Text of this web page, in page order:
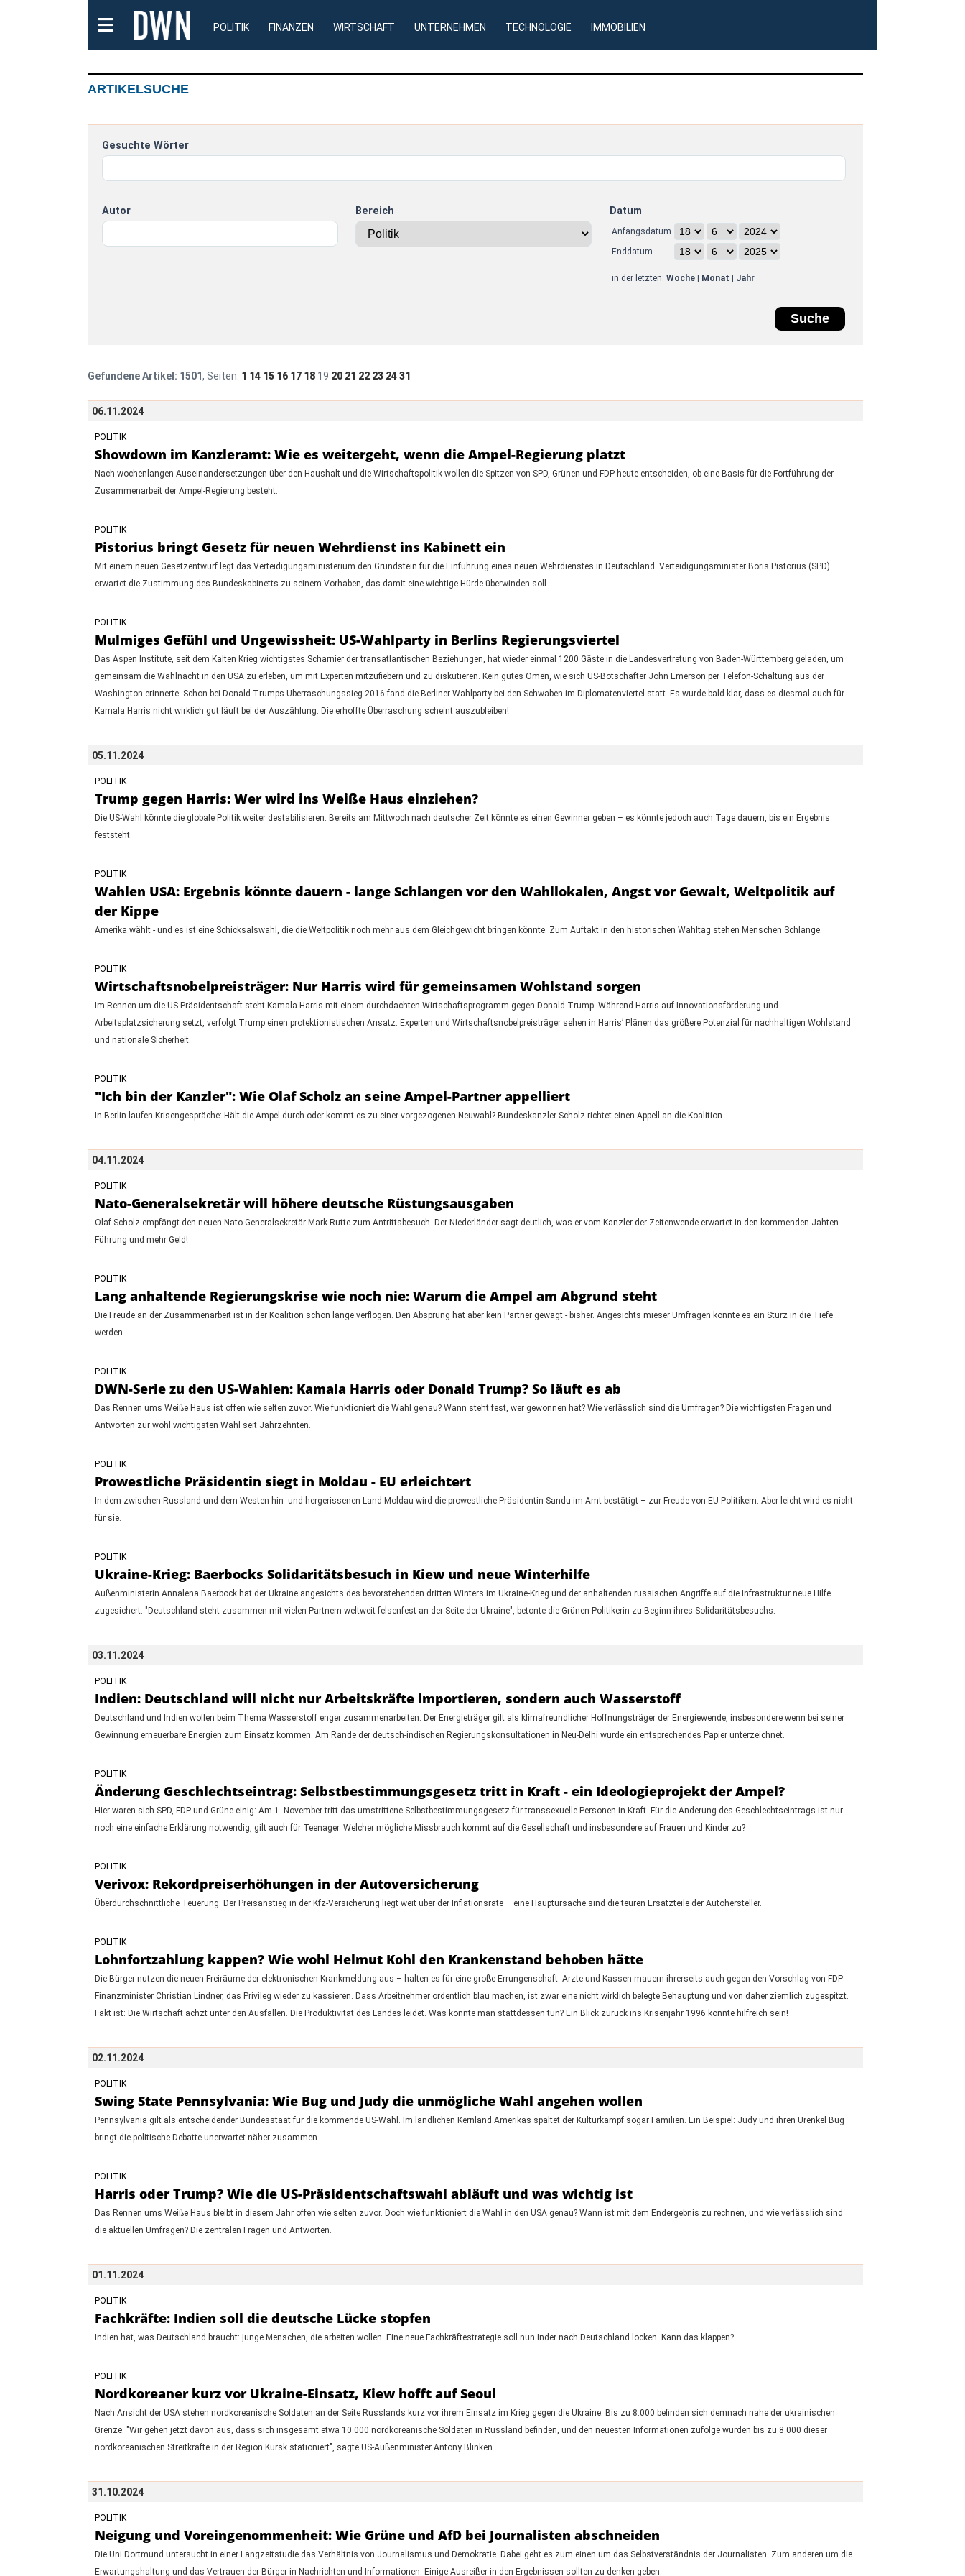
POLITIK FINANZEN WIRTSCHAFT UNTERNEHMEN TECHNOLOGIE IMMOBILIEN
ARTIKELSUCHE
Gesuchte Wörter
Autor Bereich Datum
Anfangsdatum
Enddatum
in der letzten: Woche| Monat Jahr
Gefundene Artikel: 1501, Seiten: 1 14 15 16 17 18 19 20 21 22 23 2431
06.11.2024
POLITIK
Showdown im Kanzleramt: Wie es weitergeht, wenn die Ampel-Regierung platzt
Nach wochenlangen Auseinandersetzungen über den Haushalt und die Wirtschaftspolitik wollen die Spitzen von SPD, Grünen und FDP heute entscheiden, ob eine Basis für die Fortführung der
Zusammenarbeit der Ampel-Regierung besteht.
POLITIK
Pistorius bringt Gesetz für neuen Wehrdienst ins Kabinett ein
Mit einem neuen Gesetzentwurf legt das Verteidigungsministerium den Grundstein für die Einführung eines neuen Wehrdienstes in Deutschland. Verteidigungsminister Boris Pistorius (SPD)
erwartet die Zustimmung des Bundeskabinetts zu seinem Vorhaben, das damit eine wichtige Hürde überwinden soll.
POLITIK
Mulmiges Gefühl und Ungewissheit: US-Wahlparty in Berlins Regierungsviertel
Das Aspen Institute, seit dem Kalten Krieg wichtigstes Scharnier der transatlantischen Beziehungen, hat wieder einmal 1200 Gäste in die Landesvertretung von Baden-Württemberg geladen, um
gemeinsam die Wahlnacht in den USA zu erleben, um mit Experten mitzufiebern und zu diskutieren. Kein gutes Omen, wie sich US-Botschafter John Emerson per Telefon-Schaltung aus der
Washington erinnerte. Schon bei Donald Trumps Überraschungssieg 2016 fand die Berliner Wahlparty bei den Schwaben im Diplomatenviertel statt. Es wurde bald klar, dass es diesmal auch für
Kamala Harris nicht wirklich gut läuft bei der Auszählung. Die erhoffte Überraschung scheint auszubleiben!
05.11.2024
POLITIK
Trump gegen Harris: Wer wird ins Weiße Haus einziehen?
Die US-Wahl könnte die globale Politik weiter destabilisieren. Bereits am Mittwoch nach deutscher Zeit könnte es einen Gewinner geben – es könnte jedoch auch Tage dauern, bis ein Ergebnis
feststeht.
POLITIK
Wahlen USA: Ergebnis könnte dauern - lange Schlangen vor den Wahllokalen, Angst vor Gewalt, Weltpolitik auf
der Kippe
Amerika wählt - und es ist eine Schicksalswahl, die die Weltpolitik noch mehr aus dem Gleichgewicht bringen könnte. Zum Auftakt in den historischen Wahltag stehen Menschen Schlange.
POLITIK
Wirtschaftsnobelpreisträger: Nur Harris wird für gemeinsamen Wohlstand sorgen
Im Rennen um die US-Präsidentschaft steht Kamala Harris mit einem durchdachten Wirtschaftsprogramm gegen Donald Trump. Während Harris auf Innovationsförderung und
Arbeitsplatzsicherung setzt, verfolgt Trump einen protektionistischen Ansatz. Experten und Wirtschaftsnobelpreisträger sehen in Harris’ Plänen das größere Potenzial für nachhaltigen Wohlstand
und nationale Sicherheit.
POLITIK
"Ich bin der Kanzler": Wie Olaf Scholz an seine Ampel-Partner appelliert
In Berlin laufen Krisengespräche: Hält die Ampel durch oder kommt es zu einer vorgezogenen Neuwahl? Bundeskanzler Scholz richtet einen Appell an die Koalition.
04.11.2024
POLITIK
Nato-Generalsekretär will höhere deutsche Rüstungsausgaben
Olaf Scholz empfängt den neuen Nato-Generalsekretär Mark Rutte zum Antrittsbesuch. Der Niederländer sagt deutlich, was er vom Kanzler der Zeitenwende erwartet in den kommenden Jahten.
Führung und mehr Geld!
POLITIK
Lang anhaltende Regierungskrise wie noch nie: Warum die Ampel am Abgrund steht
Die Freude an der Zusammenarbeit ist in der Koalition schon lange verflogen. Den Absprung hat aber kein Partner gewagt - bisher. Angesichts mieser Umfragen könnte es ein Sturz in die Tiefe
werden.
POLITIK
DWN-Serie zu den US-Wahlen: Kamala Harris oder Donald Trump? So läuft es ab
Das Rennen ums Weiße Haus ist offen wie selten zuvor. Wie funktioniert die Wahl genau? Wann steht fest, wer gewonnen hat? Wie verlässlich sind die Umfragen? Die wichtigsten Fragen und
Antworten zur wohl wichtigsten Wahl seit Jahrzehnten.
POLITIK
Prowestliche Präsidentin siegt in Moldau - EU erleichtert
In dem zwischen Russland und dem Westen hin- und hergerissenen Land Moldau wird die prowestliche Präsidentin Sandu im Amt bestätigt – zur Freude von EU-Politikern. Aber leicht wird es nicht
für sie.
POLITIK
Ukraine-Krieg: Baerbocks Solidaritätsbesuch in Kiew und neue Winterhilfe
Außenministerin Annalena Baerbock hat der Ukraine angesichts des bevorstehenden dritten Winters im Ukraine-Krieg und der anhaltenden russischen Angriffe auf die Infrastruktur neue Hilfe
zugesichert. "Deutschland steht zusammen mit vielen Partnern weltweit felsenfest an der Seite der Ukraine", betonte die Grünen-Politikerin zu Beginn ihres Solidaritätsbesuchs.
03.11.2024
POLITIK
Indien: Deutschland will nicht nur Arbeitskräfte importieren, sondern auch Wasserstoff
Deutschland und Indien wollen beim Thema Wasserstoff enger zusammenarbeiten. Der Energieträger gilt als klimafreundlicher Hoffnungsträger der Energiewende, insbesondere wenn bei seiner
Gewinnung erneuerbare Energien zum Einsatz kommen. Am Rande der deutsch-indischen Regierungskonsultationen in Neu-Delhi wurde ein entsprechendes Papier unterzeichnet.
POLITIK
Änderung Geschlechtseintrag: Selbstbestimmungsgesetz tritt in Kraft - ein Ideologieprojekt der Ampel?
Hier waren sich SPD, FDP und Grüne einig: Am 1. November tritt das umstrittene Selbstbestimmungsgesetz für transsexuelle Personen in Kraft. Für die Änderung des Geschlechtseintrags ist nur
noch eine einfache Erklärung notwendig, gilt auch für Teenager. Welcher mögliche Missbrauch kommt auf die Gesellschaft und insbesondere auf Frauen und Kinder zu?
POLITIK
Verivox: Rekordpreiserhöhungen in der Autoversicherung
Überdurchschnittliche Teuerung: Der Preisanstieg in der Kfz-Versicherung liegt weit über der Inflationsrate – eine Hauptursache sind die teuren Ersatzteile der Autohersteller.
POLITIK
Lohnfortzahlung kappen? Wie wohl Helmut Kohl den Krankenstand behoben hätte
Die Bürger nutzen die neuen Freiräume der elektronischen Krankmeldung aus – halten es für eine große Errungenschaft. Ärzte und Kassen mauern ihrerseits auch gegen den Vorschlag von FDP-
Finanzminister Christian Lindner, das Privileg wieder zu kassieren. Dass Arbeitnehmer ordentlich blau machen, ist zwar eine nicht wirklich belegte Behauptung und von daher ziemlich zugespitzt.
Fakt ist: Die Wirtschaft ächzt unter den Ausfällen. Die Produktivität des Landes leidet. Was könnte man stattdessen tun? Ein Blick zurück ins Krisenjahr 1996 könnte hilfreich sein!
02.11.2024
POLITIK
Swing State Pennsylvania: Wie Bug und Judy die unmögliche Wahl angehen wollen
Pennsylvania gilt als entscheidender Bundesstaat für die kommende US-Wahl. Im ländlichen Kernland Amerikas spaltet der Kulturkampf sogar Familien. Ein Beispiel: Judy und ihren Urenkel Bug
bringt die politische Debatte unerwartet näher zusammen.
POLITIK
Harris oder Trump? Wie die US-Präsidentschaftswahl abläuft und was wichtig ist
Das Rennen ums Weiße Haus bleibt in diesem Jahr offen wie selten zuvor. Doch wie funktioniert die Wahl in den USA genau? Wann ist mit dem Endergebnis zu rechnen, und wie verlässlich sind
die aktuellen Umfragen? Die zentralen Fragen und Antworten.
01.11.2024
POLITIK
Fachkräfte: Indien soll die deutsche Lücke stopfen
Indien hat, was Deutschland braucht: junge Menschen, die arbeiten wollen. Eine neue Fachkräftestrategie soll nun Inder nach Deutschland locken. Kann das klappen?
POLITIK
Nordkoreaner kurz vor Ukraine-Einsatz, Kiew hofft auf Seoul
Nach Ansicht der USA stehen nordkoreanische Soldaten an der Seite Russlands kurz vor ihrem Einsatz im Krieg gegen die Ukraine. Bis zu 8.000 befinden sich demnach nahe der ukrainischen
Grenze. "Wir gehen jetzt davon aus, dass sich insgesamt etwa 10.000 nordkoreanische Soldaten in Russland befinden, und den neuesten Informationen zufolge wurden bis zu 8.000 dieser
nordkoreanischen Streitkräfte in der Region Kursk stationiert", sagte US-Außenminister Antony Blinken.
31.10.2024
POLITIK
Neigung und Voreingenommenheit: Wie Grüne und AfD bei Journalisten abschneiden
Die Uni Dortmund untersucht in einer Langzeitstudie das Verhältnis von Journalismus und Demokratie. Dabei geht es zum einen um das Selbstverständnis der Journalisten. Zum anderen um die
Erwartungshaltung und das Vertrauen der Bürger in Nachrichten und Informationen. Einige Ausreißer in den Ergebnissen sollten zu denken geben.